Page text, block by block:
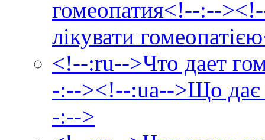
гомеопатия<!--:--
лікувати
<!--:ru-->Что дает
-:--><!--:ua-->Що дає
-:-->